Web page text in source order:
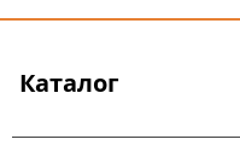
Каталог